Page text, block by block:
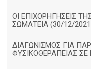
ΟΙ ΕΠΙΧΟΡΗΓΗΣΕΙΣ
ΣΩΜΑΤΕΙΑ (30/12/
ΔΙΑΓΩΝΙΣΜΟΣ ΓΙΑ
ΦΥΣΙΚΟΘΕΡΑΠΕΙΑΣ